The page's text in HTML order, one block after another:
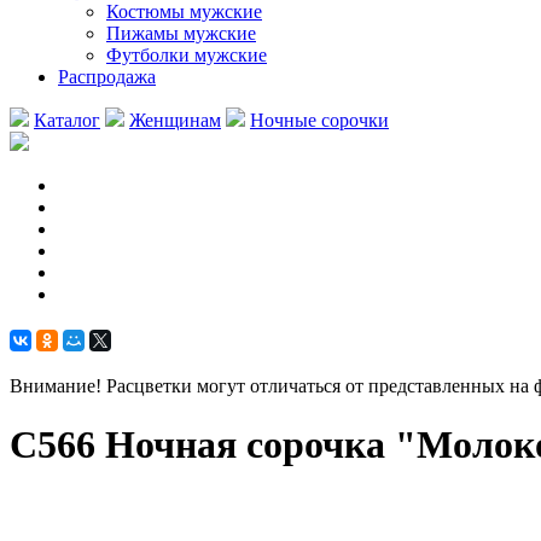
Костюмы мужские
Пижамы мужские
Футболки мужские
Распродажа
Каталог Женщинам Ночные сорочки
Внимание! Расцветки могут отличаться от представленных на
С566 Ночная сорочка